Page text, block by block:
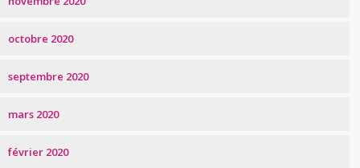
octobre 2020
septembre 2020
mars 2020
février 2020